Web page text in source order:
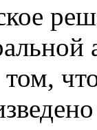
том,